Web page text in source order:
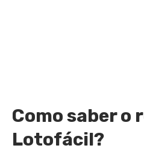
Como saber o
Lotofácil?